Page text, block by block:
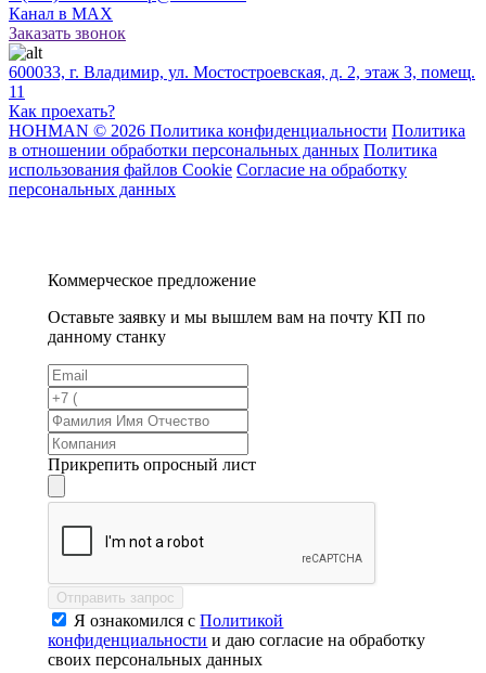
Канал в MAX
Заказать звонок
600033, г. Владимир, ул. Мостостроевская, д. 2, этаж 3, помещ.
11
Как проехать?
HOHMAN © 2026 Политика конфиденциальности Политика
в отношении обработки персональных данных Политика
использования файлов Cookie Согласие на обработку
персональных данных
Коммерческое предложение
Оставьте заявку и мы вышлем вам на почту КП по
данному станку
Прикрепить опросный лист
Отправить запрос
Я ознакомился сПолитикой
конфиденциальности и даю согласие на обработку
своих персональных данных